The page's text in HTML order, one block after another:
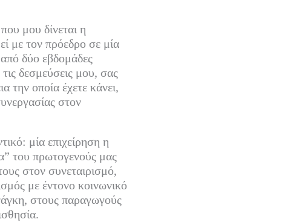
μου δίνεται η
με τον πρόεδρο σε μία
δύο εβδομάδες
δεσμεύσεις μου, σας
την οποία έχετε κάνει,
στον
μία επιχείρηση η
του πρωτογενούς μας
στον συνεταιρισμό,
με έντονο κοινωνικό
στους παραγωγούς